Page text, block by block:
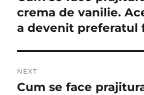
post:
crema de vanilie.
a devenit preferatul
NEXT
Next
Cum se face